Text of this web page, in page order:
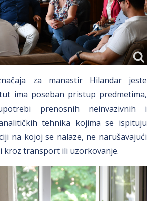
za manastir Hilandar jeste
ima poseban pristup predmetima,
prenosnih neinvazivnih i
tehnika kojima se ispituju
na kojoj se nalaze, ne narušavajući
kroz transport ili uzorkovanje.